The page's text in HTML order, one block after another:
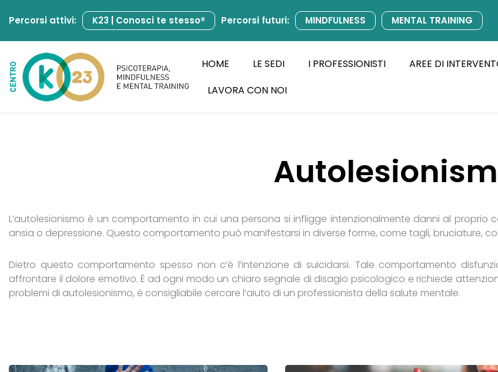
al
contenuto
Percorsi attivi: K23 | Conosci te stesso® Percorsi futuri: MINDFULNESS MENTAL TRAINING
HOME LE SEDI I PROFESSIONISTI AREE DI
LAVORA CON NOI
L’autolesionismo è un comportamento in cui una persona si infligge intenzionalmente danni al proprio
ansia o depressione. Questo comportamento può manifestarsi in diverse forme, come tagli, bruciature,
Dietro questo comportamento spesso non c’è l’intenzione di suicidarsi. Tale comportamento
affrontare il dolore emotivo. È ad ogni modo un chiaro segnale di disagio psicologico e richiede
problemi di autolesionismo, è consigliabile cercare l’aiuto di un professionista della salute mentale.